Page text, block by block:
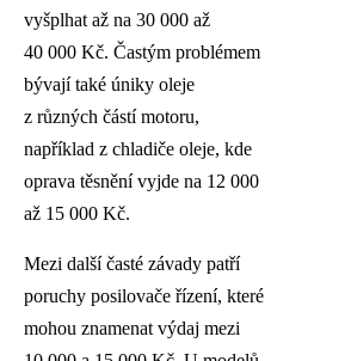
vyšplhat až na 30 000 až
40 000 Kč. Častým problémem
bývají také úniky oleje
z různých částí motoru,
například z chladiče oleje, kde
oprava těsnění vyjde na 12 000
až 15 000 Kč.
Mezi další časté závady patří
poruchy posilovače řízení, které
mohou znamenat výdaj mezi